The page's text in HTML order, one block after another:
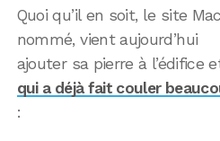
Quoi qu’il en soit, le site
nommé, vient aujourd’hui
ajouter sa pierre à l’édifice
qui a déjà fait couler
: